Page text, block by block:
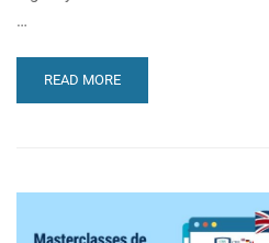
…
READ
MORE
EXÁMENES
DE
READ MORE